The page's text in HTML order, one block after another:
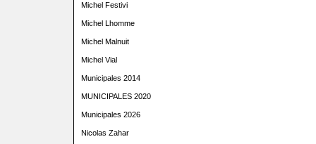
Michel Festivi
Michel Lhomme
Michel Malnuit
Michel Vial
Municipales 2014
MUNICIPALES 2020
Municipales 2026
Nicolas Zahar